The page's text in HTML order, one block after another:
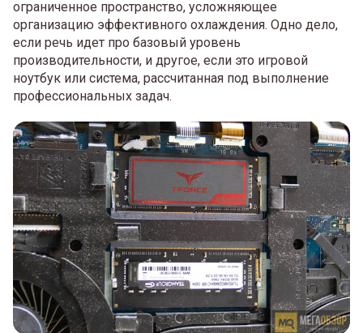
ограниченное пространство, усложняющее
организацию эффективного охлаждения. Одно дело,
если речь идет про базовый уровень
производительности, и другое, если это игровой
ноутбук или система, рассчитанная под выполнение
профессиональных задач.